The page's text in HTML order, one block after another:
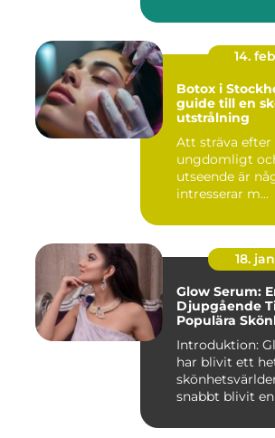
14. feb
Botox i
guide till en
utstrålning
Att sträva efter
ungdomligt
utseende är
intresserar m...
18. jan
Glow Serum:
Djupgående
Populära
Introduktion:
har blivit ett
snabbt blivit en